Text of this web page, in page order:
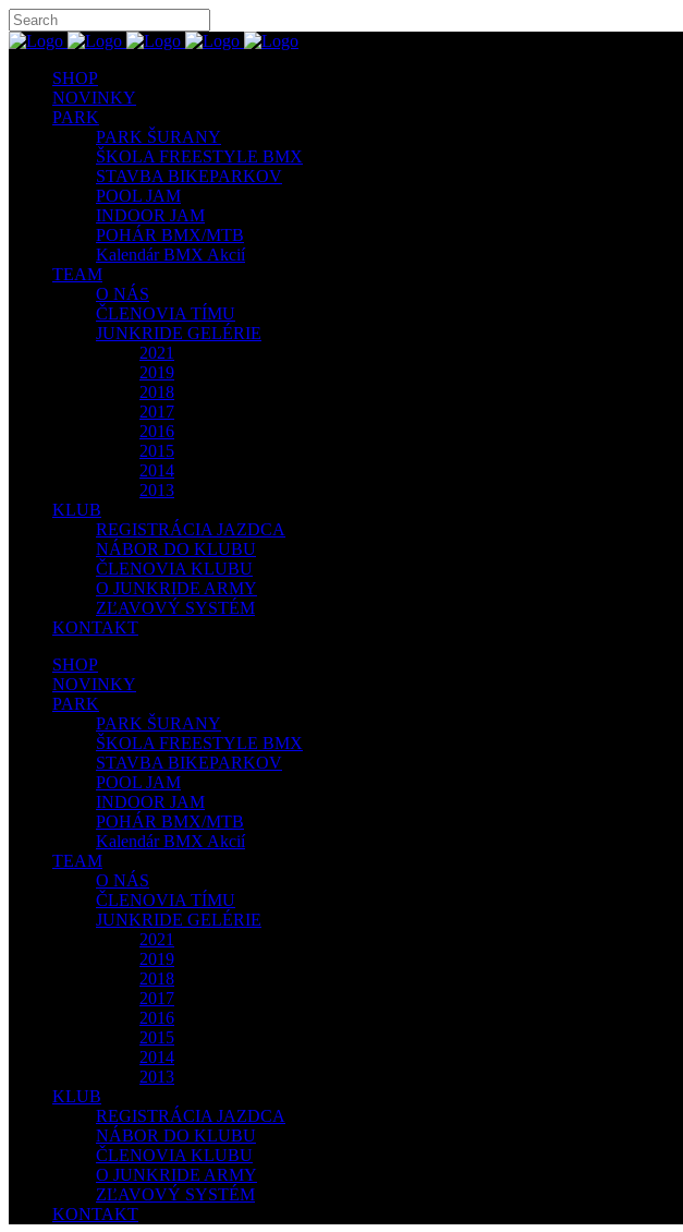
SHOP
NOVINKY
PARK
PARK ŠURANY
ŠKOLA FREESTYLE BMX
STAVBA BIKEPARKOV
POOL JAM
INDOOR JAM
POHÁR BMX/MTB
Kalendár BMX Akcií
TEAM
O NÁS
ČLENOVIA TÍMU
JUNKRIDE GELÉRIE
2021
2019
2018
2017
2016
2015
2014
2013
KLUB
REGISTRÁCIA JAZDCA
NÁBOR DO KLUBU
ČLENOVIA KLUBU
O JUNKRIDE ARMY
ZĽAVOVÝ SYSTÉM
KONTAKT
SHOP
NOVINKY
PARK
PARK ŠURANY
ŠKOLA FREESTYLE BMX
STAVBA BIKEPARKOV
POOL JAM
INDOOR JAM
POHÁR BMX/MTB
Kalendár BMX Akcií
TEAM
O NÁS
ČLENOVIA TÍMU
JUNKRIDE GELÉRIE
2021
2019
2018
2017
2016
2015
2014
2013
KLUB
REGISTRÁCIA JAZDCA
NÁBOR DO KLUBU
ČLENOVIA KLUBU
O JUNKRIDE ARMY
ZĽAVOVÝ SYSTÉM
KONTAKT